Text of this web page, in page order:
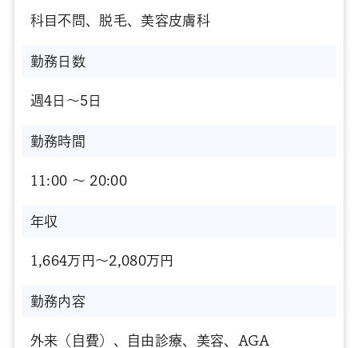
科目不問、脱毛、美容皮膚科
勤務日数
週4日～5日
勤務時間
11:00 〜 20:00
年収
1,664万円～2,080万円
勤務内容
外来（自費）、自由診療、美容、AGA